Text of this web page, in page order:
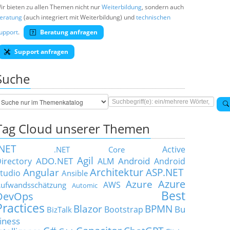
bieten zu allen Themen nicht nurWeiterbildung, sondern auch
(auch integriert mit Weiterbildung) undtechnischen
. Beratung anfragen
Support anfragen
Cloud unserer Themen
.NET Core
Active
ADO.NET Agil ALM Android Android
Angular Ansible Architektur ASP.NET
Automic AWS Azure Azure
Best
BizTalk Blazor Bootstrap BPMN Bu